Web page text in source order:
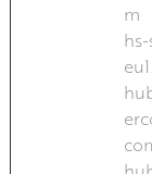
m